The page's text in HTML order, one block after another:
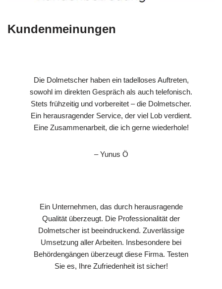
Kundenmeinungen
Die Dolmetscher haben ein tadelloses Auftreten,
sowohl im direkten Gespräch als auch telefonisch.
Stets frühzeitig und vorbereitet – die Dolmetscher.
Ein herausragender Service, der viel Lob verdient.
Eine Zusammenarbeit, die ich gerne wiederhole!
– Yunus Ö
Ein Unternehmen, das durch herausragende
Qualität überzeugt. Die Professionalität der
Dolmetscher ist beeindruckend. Zuverlässige
Umsetzung aller Arbeiten. Insbesondere bei
Behördengängen überzeugt diese Firma. Testen
Sie es, Ihre Zufriedenheit ist sicher!